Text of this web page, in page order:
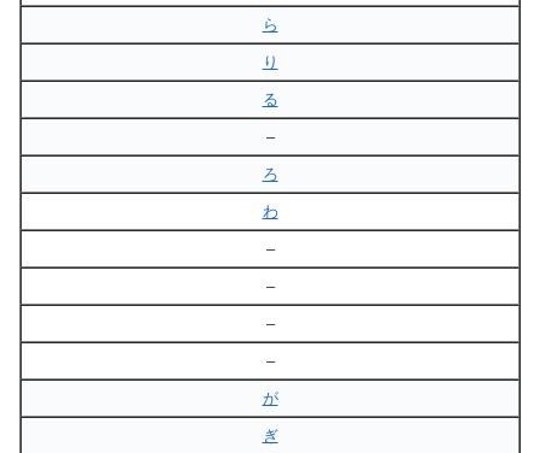
ら
り
る
–
ろ
わ
–
–
–
–
が
ぎ